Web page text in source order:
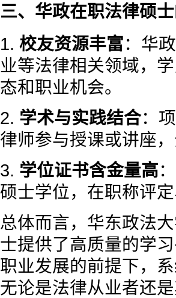
三、华政在职法律硕
1. 校友资源丰富：华
业等法律相关领域，
态和职业机会。
2. 学术与实践结合：
律师参与授课或讲座
3. 学位证书含金量高
硕士学位，在职称评
总体而言，华东政法
士提供了高质量的学
职业发展的前提下，
无论是法律从业者还